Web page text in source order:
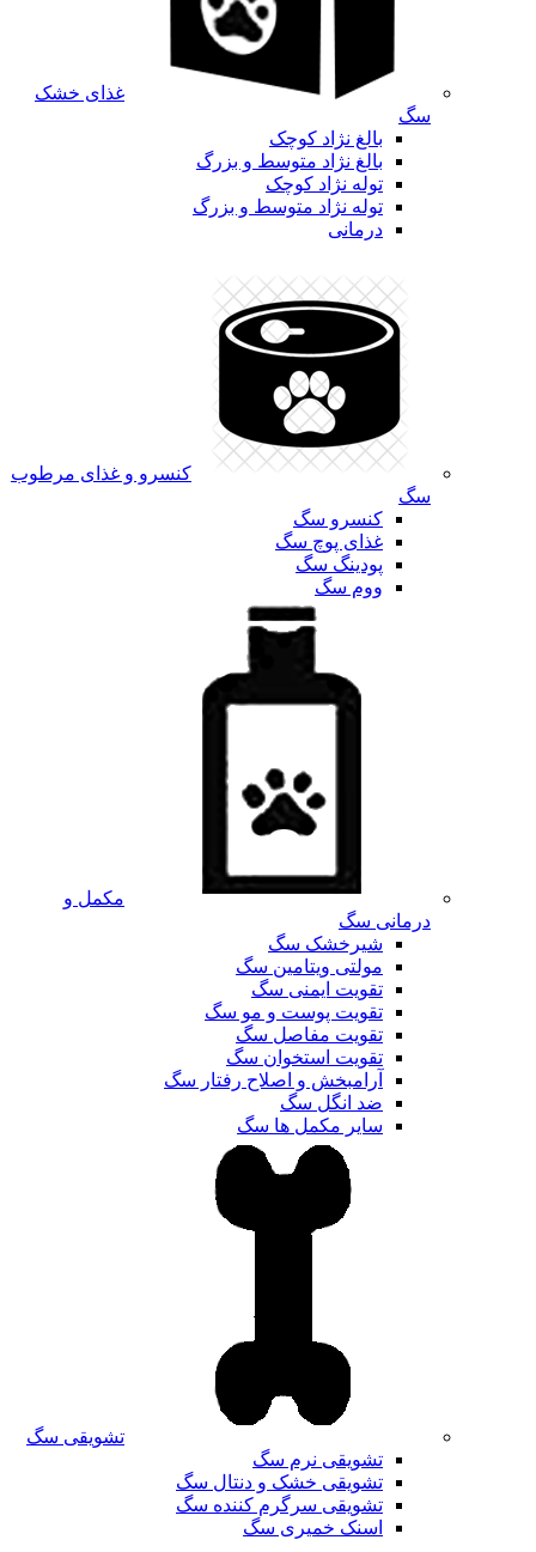
غذای خشک
سگ
بالغ نژاد کوچک
بالغ نژاد متوسط و بزرگ
توله نژاد کوچک
توله نژاد متوسط و بزرگ
درمانی
کنسرو و غذای مرطوب
سگ
کنسرو سگ
غذای پوچ سگ
پودینگ سگ
ووم سگ
مکمل و
درمانی سگ
شیرخشک سگ
مولتی ویتامین سگ
تقویت ایمنی سگ
تقویت پوست و مو سگ
تقویت مفاصل سگ
تقویت استخوان سگ
آرامبخش و اصلاح رفتار سگ
ضد انگل سگ
سایر مکمل ها سگ
تشویقی سگ
تشویقی نرم سگ
تشویقی خشک و دنتال سگ
تشویقی سرگرم کننده سگ
اسنک خمیری سگ